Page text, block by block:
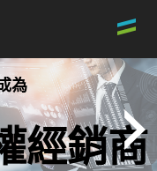
為
經銷商